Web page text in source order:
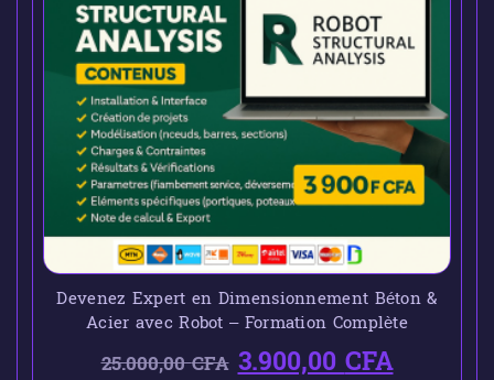
Devenez Expert en Dimensionnement Béton &
Acier avec Robot – Formation Complète
25.000,00CFA 3.900,00CFA